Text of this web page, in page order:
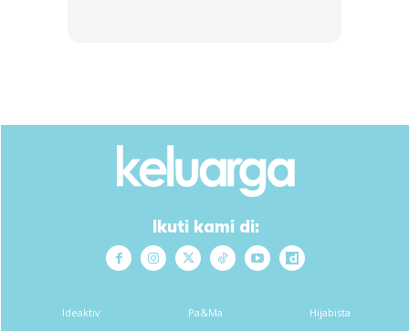
Mangsa Sempat Berseloroh Bergambar Bersama
Tanda Kenangan
Dalam pada itu, kakak kepada Norahimah berkata mangsa
sempat berseloroh untuk mengambil gambar kenang-
Ikuti kami di:
Ideaktiv Pa&Ma Hijabista